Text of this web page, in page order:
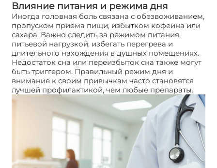
Влияние питания и режима дня
Иногда головная боль связана с обезвоживанием,
пропуском приёма пищи, избытком кофеина или
сахара. Важно следить за режимом питания,
питьевой нагрузкой, избегать перегрева и
длительного нахождения в душных помещениях.
Недостаток сна или переизбыток сна также могут
быть триггером. Правильный режим дня и
внимание к своим привычкам часто становятся
лучшей профилактикой, чем любые препараты.